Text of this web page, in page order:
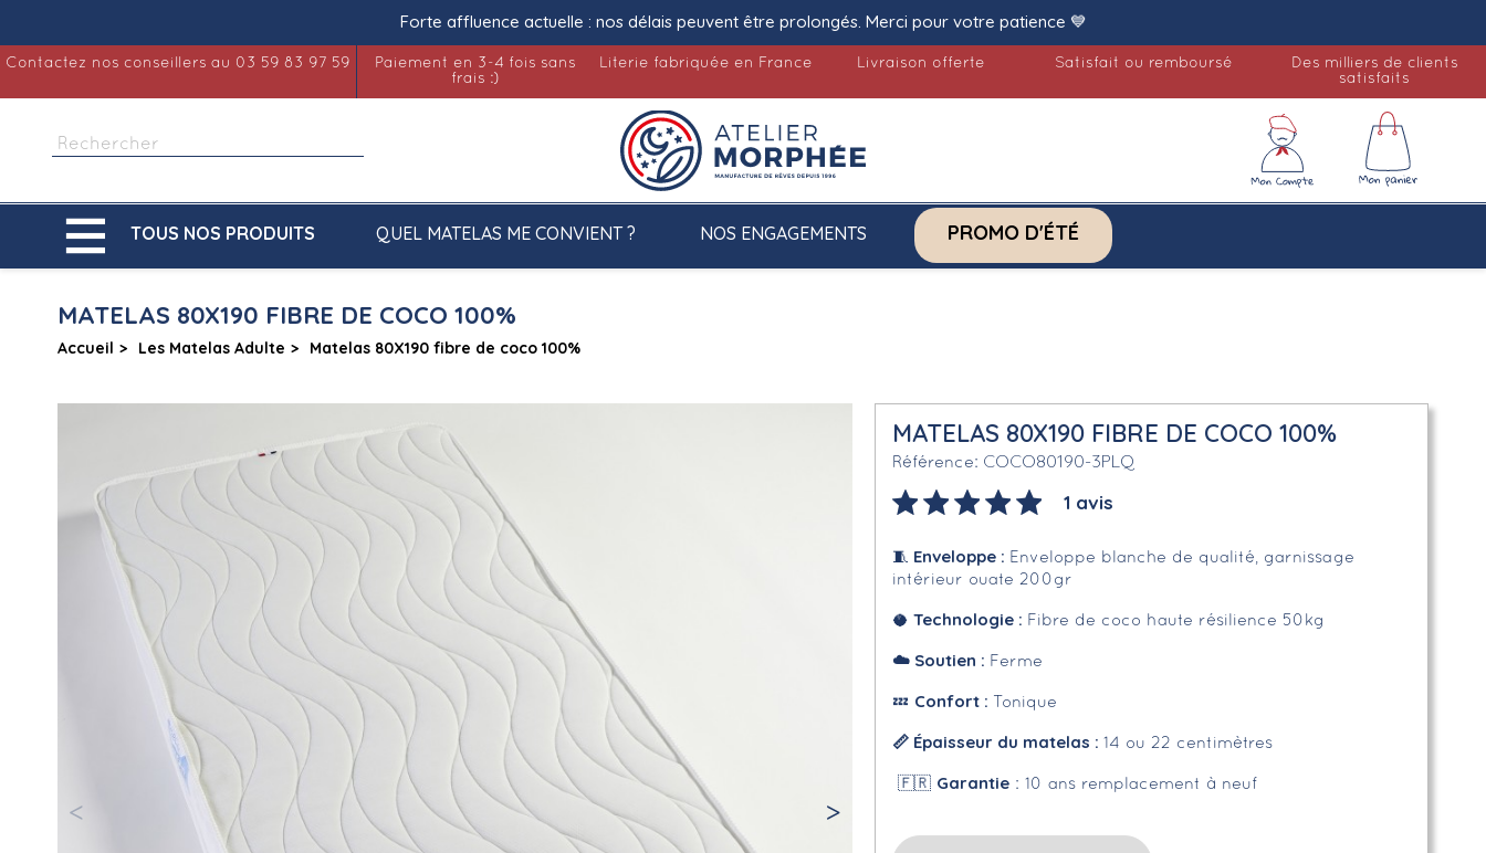
Forte affluence actuelle : nos délais peuvent être prolongés. Merci pour votre patience 💙
Contactez nos conseillers au 03 59 83 97 59
Paiement en 3-4 fois sans
frais :)
Literie fabriquée en France Livraison offerte Satisfait ou remboursé
Des milliers de clients
satisfaits
 TOUS NOS PRODUITS QUEL MATELAS ME CONVIENT ? NOS ENGAGEMENTS PROMO D'ÉTÉ
MATELAS 80X190 FIBRE DE COCO 100%
Accueil Les Matelas Adulte Matelas 80X190 fibre de coco 100%
MATELAS 80X190 FIBRE DE COCO 100%
Référence COCO80190-3PLQ
1 avis
🧵 Enveloppe : Enveloppe blanche de qualité, garnissage
intérieur ouate 200gr
🥥 Technologie : Fibre de coco haute résilience 50kg
☁️ Soutien : Ferme
💤 Confort : Tonique
📏 Épaisseur du matelas :14 ou 22 centimètres
🇫🇷 Garantie : 10 ans remplacement à neuf